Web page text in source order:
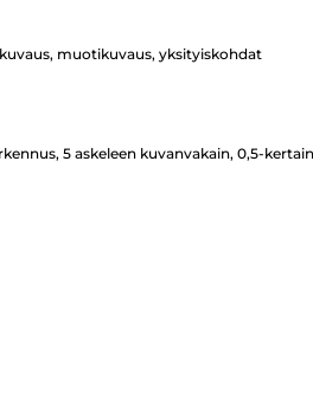
muotikuvaus, yksityiskohdat
5 askeleen kuvanvakain, 0,5-